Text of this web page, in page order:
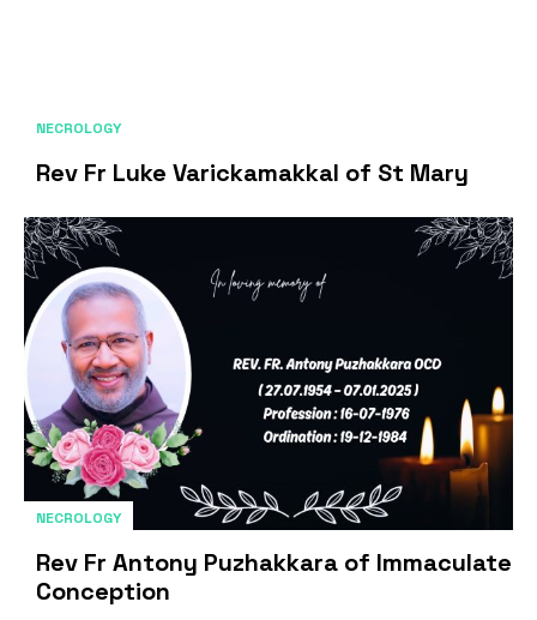
NECROLOGY
Rev Fr Luke Varickamakkal of St Mary
NECROLOGY
Rev Fr Antony Puzhakkara of Immaculate
Conception